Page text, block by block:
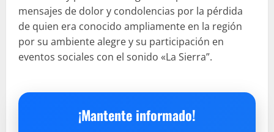
mensajes de dolor y condolencias por la pérdida
de quien era conocido ampliamente en la región
por su ambiente alegre y su participación en
eventos sociales con el sonido «La Sierra”.
¡Mantente informado!